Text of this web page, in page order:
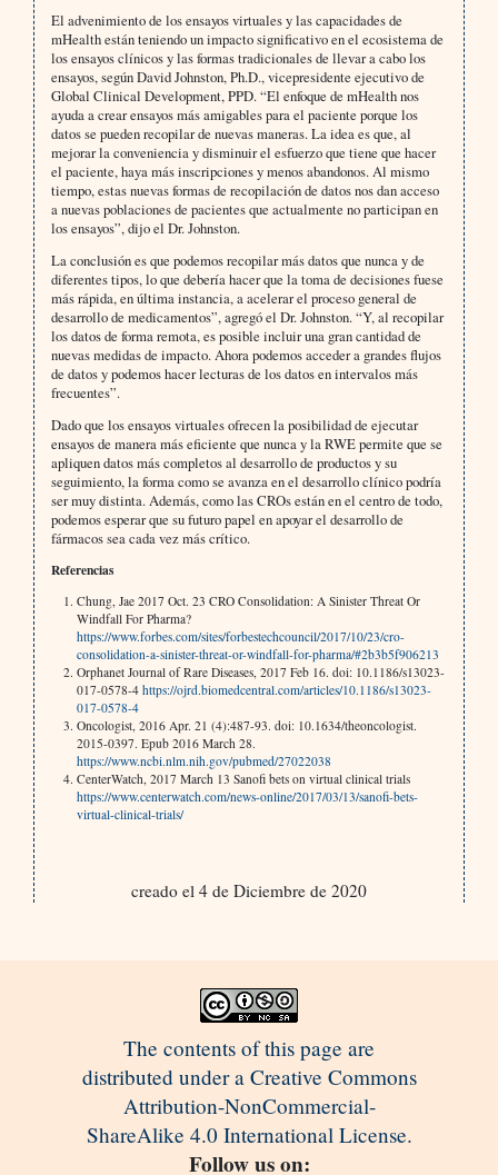
El advenimiento de los ensayos virtuales y las capacidades de
mHealth están teniendo un impacto significativo en el ecosistema de
los ensayos clínicos y las formas tradicionales de llevar a cabo los
ensayos, según David Johnston, Ph.D., vicepresidente ejecutivo de
Global Clinical Development, PPD. “El enfoque de mHealth nos
ayuda a crear ensayos más amigables para el paciente porque los
datos se pueden recopilar de nuevas maneras. La idea es que, al
mejorar la conveniencia y disminuir el esfuerzo que tiene que hacer
el paciente, haya más inscripciones y menos abandonos. Al mismo
tiempo, estas nuevas formas de recopilación de datos nos dan acceso
a nuevas poblaciones de pacientes que actualmente no participan en
los ensayos”, dijo el Dr. Johnston.
La conclusión es que podemos recopilar más datos que nunca y de
diferentes tipos, lo que debería hacer que la toma de decisiones fuese
más rápida, en última instancia, a acelerar el proceso general de
desarrollo de medicamentos”, agregó el Dr. Johnston. “Y, al recopilar
los datos de forma remota, es posible incluir una gran cantidad de
nuevas medidas de impacto. Ahora podemos acceder a grandes flujos
de datos y podemos hacer lecturas de los datos en intervalos más
frecuentes”.
Dado que los ensayos virtuales ofrecen la posibilidad de ejecutar
ensayos de manera más eficiente que nunca y la RWE permite que se
apliquen datos más completos al desarrollo de productos y su
seguimiento, la forma como se avanza en el desarrollo clínico podría
ser muy distinta. Además, como las CROs están en el centro de todo,
podemos esperar que su futuro papel en apoyar el desarrollo de
fármacos sea cada vez más crítico.
Referencias
Chung, Jae 2017 Oct. 23 CRO Consolidation: A Sinister Threat Or
Windfall For Pharma?
https://www.forbes.com/sites/forbestechcouncil/2017/10/23/cro-
consolidation-a-sinister-threat-or-windfall-for-pharma/#2b3b5f906213
Orphanet Journal of Rare Diseases, 2017 Feb 16. doi: 10.1186/s13023-
017-0578-4 https://ojrd.biomedcentral.com/articles/10.1186/s13023-
017-0578-4
Oncologist, 2016 Apr. 21 (4):487-93. doi: 10.1634/theoncologist.
2015-0397. Epub 2016 March 28.
https://www.ncbi.nlm.nih.gov/pubmed/27022038
CenterWatch, 2017 March 13 Sanofi bets on virtual clinical trials
https://www.centerwatch.com/news-online/2017/03/13/sanofi-bets-
virtual-clinical-trials/
creado el 4 de Diciembre de 2020
The contents of this page are
distributed under a Creative Commons
Attribution-NonCommercial-
ShareAlike 4.0 International License.
Follow us on: